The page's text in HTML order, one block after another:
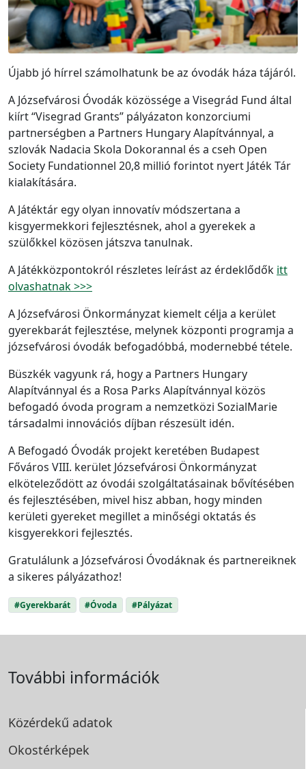
Újabb jó hírrel számolhatunk be az óvodák háza tájáról.
A Józsefvárosi Óvodák közössége a Visegrád Fund által
kiírt “Visegrad Grants” pályázaton konzorciumi
partnerségben a Partners Hungary Alapítvánnyal, a
szlovák Nadacia Skola Dokorannal és a cseh Open
Society Fundationnel 20,8 millió forintot nyert Játék Tár
kialakítására.
A Játéktár egy olyan innovatív módszertana a
kisgyermekkori fejlesztésnek, ahol a gyerekek a
szülőkkel közösen játszva tanulnak.
A Játékközpontokról részletes leírást az érdeklődők itt
olvashatnak >>>
A Józsefvárosi Önkormányzat kiemelt célja a kerület
gyerekbarát fejlesztése, melynek központi programja a
józsefvárosi óvodák befogadóbbá, modernebbé tétele.
Büszkék vagyunk rá, hogy a Partners Hungary
Alapítvánnyal és a Rosa Parks Alapítvánnyal közös
befogadó óvoda program a nemzetközi SozialMarie
társadalmi innovációs díjban részesült idén.
A Befogadó Óvodák projekt keretében Budapest
Főváros VIII. kerület Józsefvárosi Önkormányzat
elköteleződött az óvodái szolgáltatásainak bővítésében
és fejlesztésében, mivel hisz abban, hogy minden
kerületi gyereket megillet a minőségi oktatás és
kisgyerekkori fejlesztés.
Gratulálunk a Józsefvárosi Óvodáknak és partnereiknek
a sikeres pályázathoz!
#Gyerekbarát #Óvoda #Pályázat
További információk
Közérdekű adatok
Okostérképek